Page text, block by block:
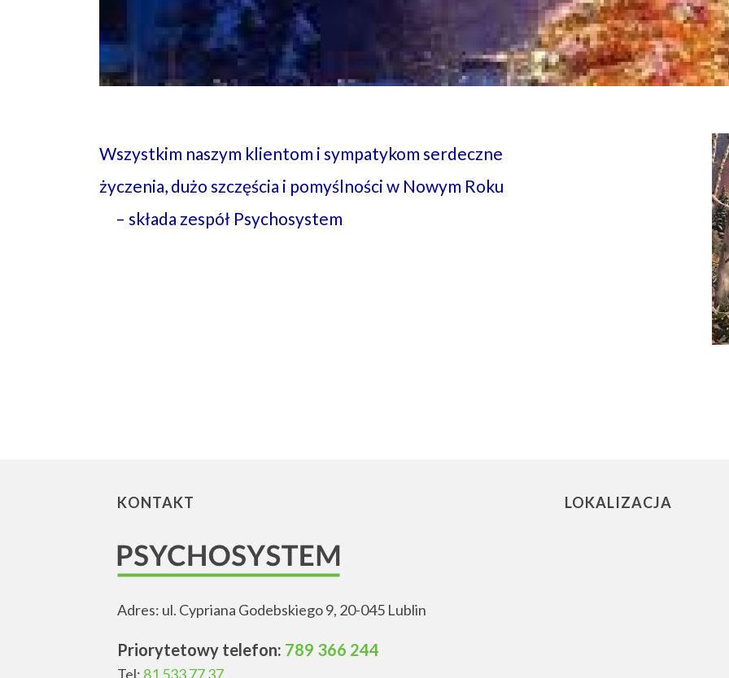
Wszystkim naszym klientom i sympatykom serdeczne
życzenia, dużo szczęścia i pomyślności w Nowym Roku
– składa zespół Psychosystem
KONTAKT
Adres: ul. Cypriana Godebskiego 9, 20-045 Lublin
Priorytetowy telefon: 789 366 244
Tel: 81 533 77 37
LOKALIZACJA